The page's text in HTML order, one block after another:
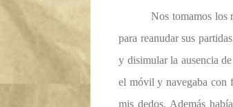
Nos tomamos los
para reanudar sus
y disimular la ausencia
el móvil y navegaba con
mis dedos. Además